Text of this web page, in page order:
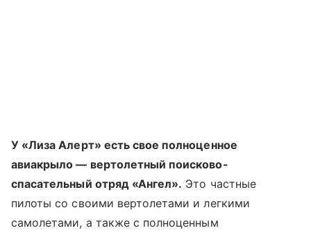
У «Лиза Алерт» есть свое полноценное
авиакрыло — вертолетный поисково-
спасательный отряд «Ангел». Это частные
пилоты со своими вертолетами и легкими
самолетами, а также с полноценным